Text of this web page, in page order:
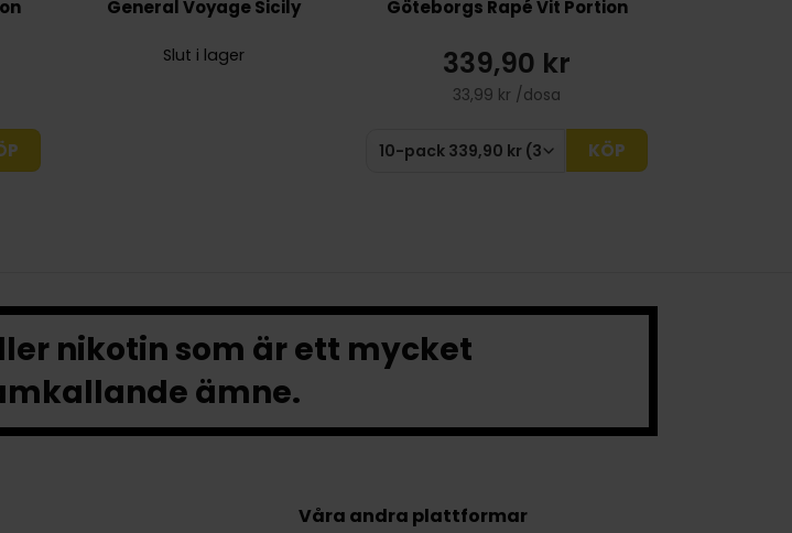
General Voyage Sicily
Slut i lager
Göteborgs Rapé Vit Portion
339,90 kr
33,99 kr /dosa
KÖP
nikotin som är ett mycket
ämne.
Våra andra plattformar